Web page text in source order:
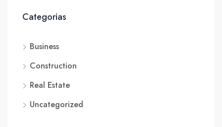
Categorias
Business
Construction
Real Estate
Uncategorized